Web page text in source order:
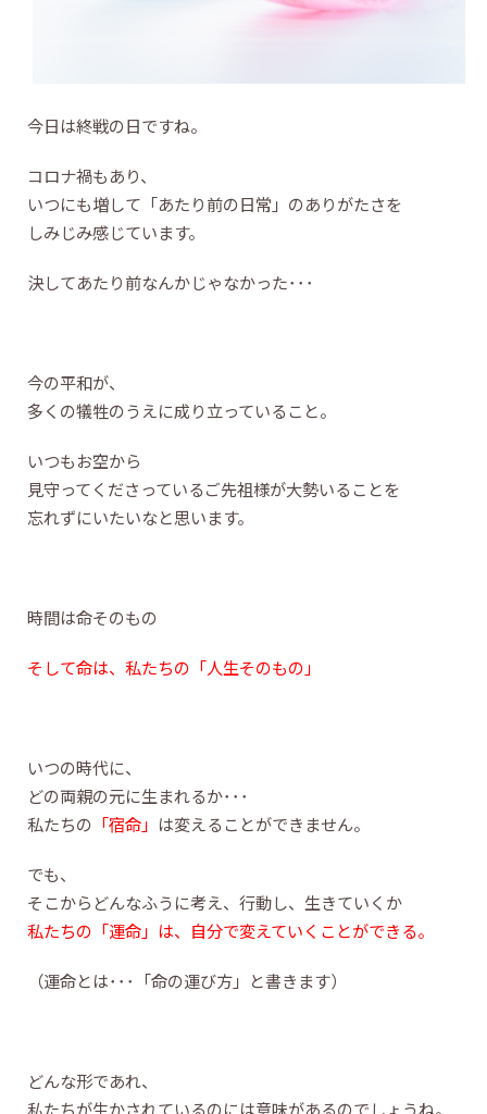
今日は終戦の日ですね。
コロナ禍もあり、
いつにも増して「あたり前の日常」のありがたさを
しみじみ感じています。
決してあたり前なんかじゃなかった･･･
今の平和が、
多くの犠牲のうえに成り立っていること。
いつもお空から
見守ってくださっているご先祖様が大勢いることを
忘れずにいたいなと思います。
時間は命そのもの
そして命は、私たちの「人生そのもの」
いつの時代に、
どの両親の元に生まれるか･･･
私たちの 「宿命」 は変えることができません。
でも、
そこからどんなふうに考え、行動し、生きていくか
私たちの「運命」は、自分で変えていくことができる。
（運命とは･･･「命の運び方」と書きます）
どんな形であれ、
私たちが生かされているのには意味があるのでしょうね。